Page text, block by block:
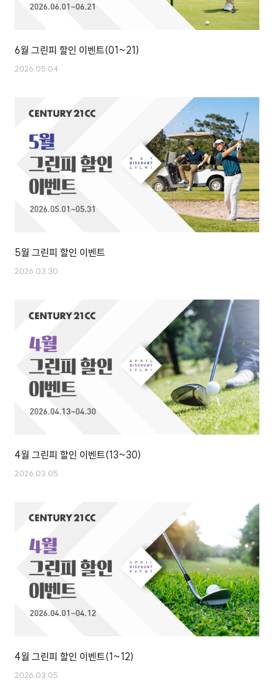
6월 그린피 할인 이벤트(01~21)
2026.05.04
5월 그린피 할인 이벤트
2026.03.30
4월 그린피 할인 이벤트(13~30)
2026.03.05
4월 그린피 할인 이벤트(1~12)
2026.03.05